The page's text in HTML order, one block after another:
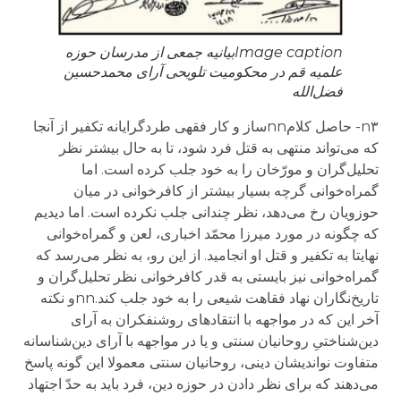
Image captionبیانیه جمعی از مدرسان حوزه
علمیه قم در محکومیت تلویحی آرای محمدحسین
فضل‌الله
n۳- حاصل کلامnnساز و کار فقهی طردگرایانه تکفیر از آنجا
که می‌تواند منتهی به قتل فرد شود، تا به حال بیشتر نظر
تحلیل‌گران و مورّخان را به خود جلب کرده است. اما
گمراه‌خوانی گرچه بسیار بیشتر از کافرخوانی در میان
حوزویان رخ می‌دهد، نظر چندانی جلب نکرده است. اما دیدیم
که چگونه در مورد میرزا محمّد اخباری، لعن و گمراه‌خوانی
نهایتا به تکفیر و قتل او انجامید. از این رو، به نظر می‌رسد که
گمراه‌خوانی نیز بایستی به قدر کافرخوانی نظر تحلیل‌گران و
تاریخ‌نگاران نهاد فقاهت شیعی را به خود جلب کند.nnو نکته
آخر این که در مواجهه با انتقادهای روشنفکران به آرای
دین‌شناختی‌ِ روحانیان سنتی و یا در مواجهه با آرای دین‌شناسانه
متفاوت نواندیشان دینی، روحانیان سنتی معمولا این گونه پاسخ
می‌دهند که برای نظر دادن در حوزه دین، فرد باید به حدّ اجتهاد